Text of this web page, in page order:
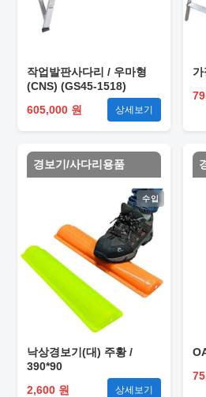
작업발판사다리 / 우마형
(CNS) (GS45-1518)
605,000 원
상세보기
경보기/사다리용품
수입
낙상경보기(대) 주황 /
390*90
2,600 원
상세보기